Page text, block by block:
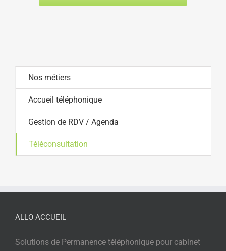
Nos métiers
Accueil téléphonique
Gestion de RDV / Agenda
Téléconsultation
ALLO ACCUEIL
Solutions de Permanence téléphonique pour cabinet